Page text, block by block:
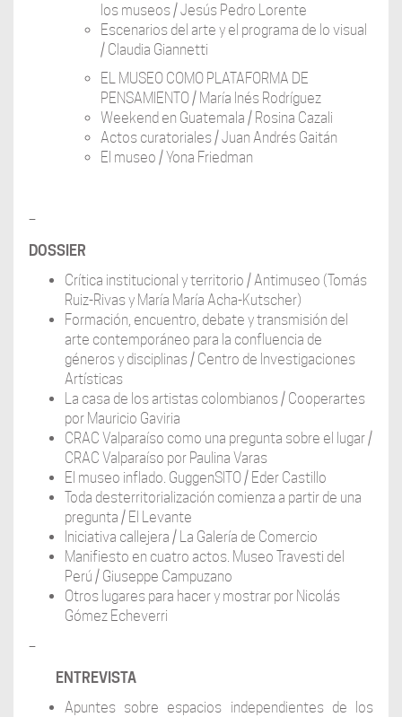
los museos / Jesús Pedro Lorente
Escenarios del arte y el programa de lo visual
/ Claudia Giannetti
EL MUSEO COMO PLATAFORMA DE
PENSAMIENTO / María Inés Rodríguez
Weekend en Guatemala / Rosina Cazali
Actos curatoriales / Juan Andrés Gaitán
El museo / Yona Friedman
–
DOSSIER
Crítica institucional y territorio / Antimuseo (Tomás
Ruiz-Rivas y María María Acha-Kutscher)
Formación, encuentro, debate y transmisión del
arte contemporáneo para la confluencia de
géneros y disciplinas / Centro de Investigaciones
Artísticas
La casa de los artistas colombianos / Cooperartes
por Mauricio Gaviria
CRAC Valparaíso como una pregunta sobre el lugar /
CRAC Valparaíso por Paulina Varas
El museo inflado. GuggenSITO / Eder Castillo
Toda desterritorialización comienza a partir de una
pregunta / El Levante
Iniciativa callejera / La Galería de Comercio
Manifiesto en cuatro actos. Museo Travesti del
Perú / Giuseppe Campuzano
Otros lugares para hacer y mostrar por Nicolás
Gómez Echeverri
–
ENTREVISTA
Apuntes sobre espacios independientes de los